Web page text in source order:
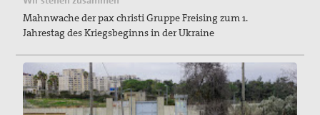
Mahnwache der pax christi Gruppe Freising zum 1.
Jahrestag des Kriegsbeginns in der Ukraine